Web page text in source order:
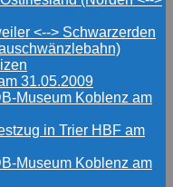
<--> Schwarzerden
31.05.2009
Museum Koblenz am
in Trier HBF am
Museum Koblenz am